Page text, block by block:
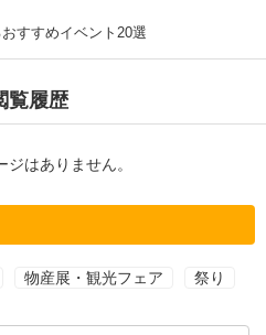
すすめイベント20選
覧履歴
はありません。
物産展・観光フェア 祭り